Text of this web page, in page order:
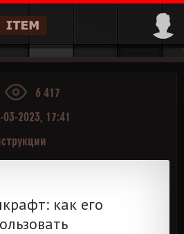
6 417
03-2023, 17:41
как его